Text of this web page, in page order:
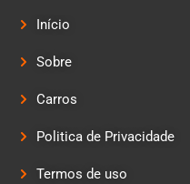
Início
Sobre
Carros
Politica de Privacidade
Termos de uso